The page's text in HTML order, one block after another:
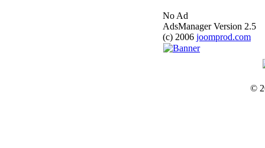
No Ad
AdsManager Version 2.5
(c) 2006 joomprod.com
©